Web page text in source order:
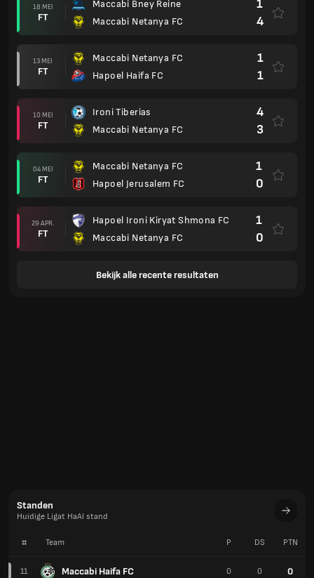
18 MEI
FT
Maccabi Bney Reine
Maccabi Netanya FC
1
4
13 MEI
FT
Maccabi Netanya FC
Hapoel Haifa FC
1
1
10 MEI
FT
Ironi Tiberias
Maccabi Netanya FC
4
3
04 MEI
FT
Maccabi Netanya FC
Hapoel Jerusalem FC
1
0
29 APR.
FT
Hapoel Ironi Kiryat Shmona FC
Maccabi Netanya FC
1
0
Bekijk alle recente resultaten
Standen
Huidige Ligat HaAl stand
# Team
11 Maccabi Haifa FC
P DS PTN
0 0 0